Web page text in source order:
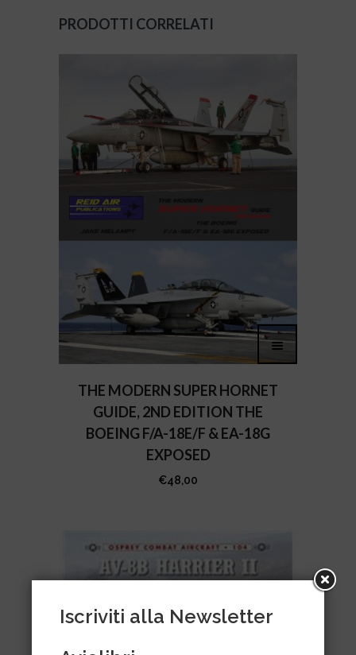
PRODOTTI CORRELATI
THE MODERN SUPER HORNET
GUIDE, 2ND EDITION THE
BOEING F/A-18E/F & EA-18G
EXPOSED
€48,00
Iscriviti alla Newsletter